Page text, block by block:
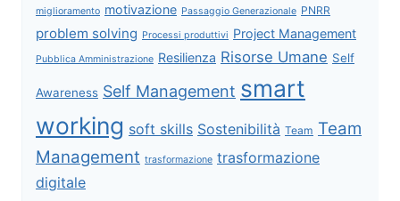
miglioramento motivazione Passaggio Generazionale PNRR
problem solving Processi produttivi Project Management
Pubblica Amministrazione Resilienza Risorse Umane Self
Awareness Self Management smart
working soft skills Sostenibilità Team Team
Management trasformazione trasformazione
digitale